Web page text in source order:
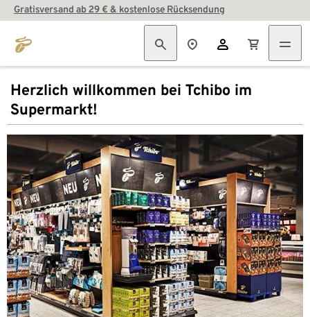
Gratisversand ab 29 € & kostenlose Rücksendung
Herzlich willkommen bei Tchibo im
Supermarkt!